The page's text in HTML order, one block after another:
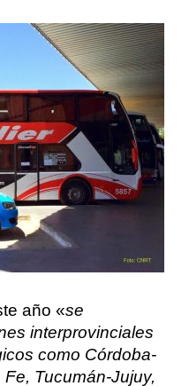
año «se
interprovinciales
como Córdoba-
Tucumán-Jujuy,